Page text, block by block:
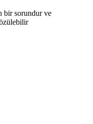
bir sorundur ve